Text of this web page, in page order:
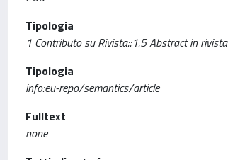
Tipologia
1 Contributo su Rivista::1.5 Abstract in rivista
Tipologia
info:eu-repo/semantics/article
Fulltext
none